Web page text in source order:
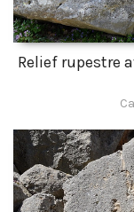
Relief rupestre